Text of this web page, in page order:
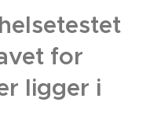
for
ligger i